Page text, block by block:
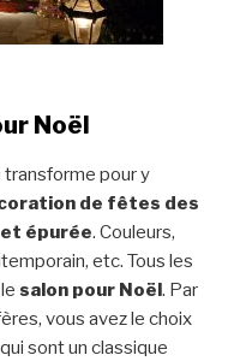
Noël
transforme pour y
de fêtes des
épurée. Couleurs,
etc. Tous les
salon pour Noël. Par
vous avez le choix
sont un classique